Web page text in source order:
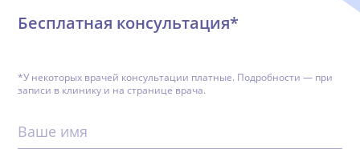
Бесплатная консультация*
*У некоторых врачей консультации платные. Подробности — при
записи в клинику и на странице врача.
Ваше имя